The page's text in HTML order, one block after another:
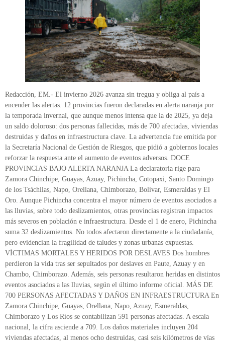
Redacción, EM.- El invierno 2026 avanza sin tregua y obliga al país a
encender las alertas. 12 provincias fueron declaradas en alerta naranja por
la temporada invernal, que aunque menos intensa que la de 2025, ya deja
un saldo doloroso: dos personas fallecidas, más de 700 afectadas, viviendas
destruidas y daños en infraestructura clave. La advertencia fue emitida por
la Secretaría Nacional de Gestión de Riesgos, que pidió a gobiernos locales
reforzar la respuesta ante el aumento de eventos adversos. DOCE
PROVINCIAS BAJO ALERTA NARANJA La declaratoria rige para
Zamora Chinchipe, Guayas, Azuay, Pichincha, Cotopaxi, Santo Domingo
de los Tsáchilas, Napo, Orellana, Chimborazo, Bolívar, Esmeraldas y El
Oro. Aunque Pichincha concentra el mayor número de eventos asociados a
las lluvias, sobre todo deslizamientos, otras provincias registran impactos
más severos en población e infraestructura. Desde el 1 de enero, Pichincha
suma 32 deslizamientos. No todos afectaron directamente a la ciudadanía,
pero evidencian la fragilidad de taludes y zonas urbanas expuestas.
VÍCTIMAS MORTALES Y HERIDOS POR DESLAVES Dos hombres
perdieron la vida tras ser sepultados por deslaves en Paute, Azuay y en
Chambo, Chimborazo. Además, seis personas resultaron heridas en distintos
eventos asociados a las lluvias, según el último informe oficial. MÁS DE
700 PERSONAS AFECTADAS Y DAÑOS EN INFRAESTRUCTURA En
Zamora Chinchipe, Guayas, Orellana, Napo, Azuay, Esmeraldas,
Chimborazo y Los Ríos se contabilizan 591 personas afectadas. A escala
nacional, la cifra asciende a 709. Los daños materiales incluyen 204
viviendas afectadas, al menos ocho destruidas, casi seis kilómetros de vías